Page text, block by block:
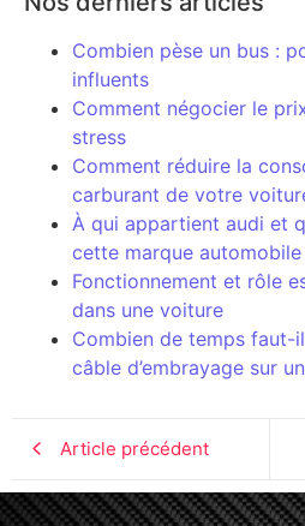
Combien pèse un bus :
influents
Comment négocier le
stress
Comment réduire la
carburant de votre
À qui appartient audi et
cette marque automobile
Fonctionnement et rôle
dans une voiture
Combien de temps faut-
câble d’embrayage sur
Article précédent